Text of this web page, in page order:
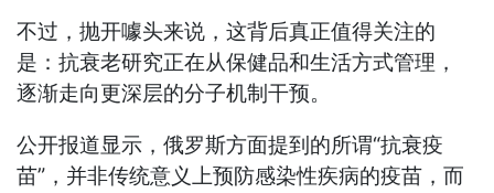
不过，抛开噱头来说，这背后真正值得关注的
是：抗衰老研究正在从保健品和生活方式管理，
逐渐走向更深层的分子机制干预。
公开报道显示，俄罗斯方面提到的所谓“抗衰疫
苗”，并非传统意义上预防感染性疾病的疫苗，而